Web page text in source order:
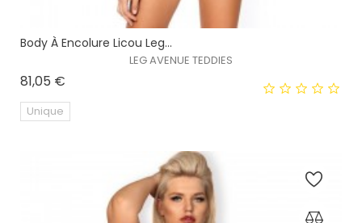
Body À Encolure Licou Leg...
LEG AVENUE TEDDIES
81,05 €
Unique